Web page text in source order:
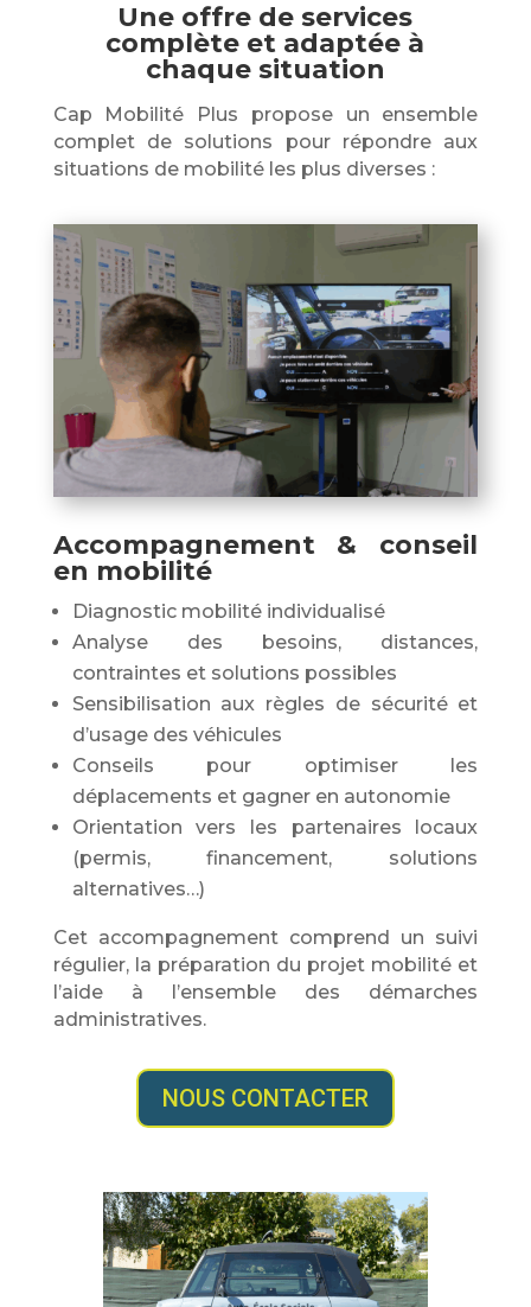
Une offre de services
complète et adaptée à
chaque situation
Cap Mobilité Plus propose un ensemble
complet de solutions pour répondre aux
situations de mobilité les plus diverses :
Accompagnement & conseil
en mobilité
Diagnostic mobilité individualisé
Analyse des besoins, distances,
contraintes et solutions possibles
Sensibilisation aux règles de sécurité et
d’usage des véhicules
Conseils pour optimiser les
déplacements et gagner en autonomie
Orientation vers les partenaires locaux
(permis, financement, solutions
alternatives…)
Cet accompagnement comprend un suivi
régulier, la préparation du projet mobilité et
l’aide à l’ensemble des démarches
administratives.
NOUS CONTACTER